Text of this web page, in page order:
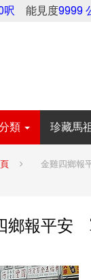
呎 能見度9999
類 珍藏馬
金雞四鄉報
鄉報平安